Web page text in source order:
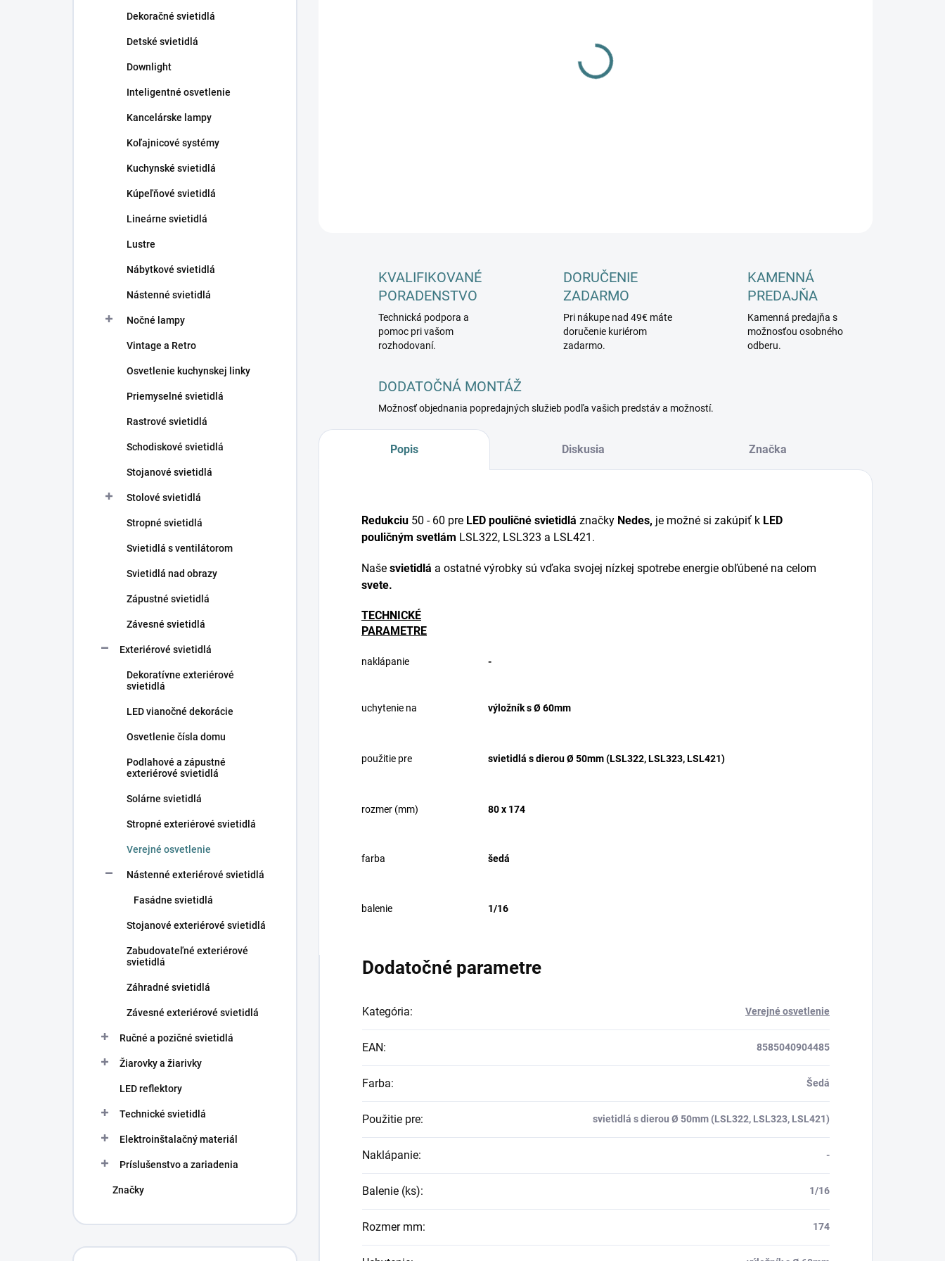
Dekoračné svietidlá
Detské svietidlá
Downlight
Inteligentné osvetlenie
Kancelárske lampy
Koľajnicové systémy
Kuchynské svietidlá
Kúpeľňové svietidlá
Lineárne svietidlá
Lustre
Nábytkové svietidlá
Nástenné svietidlá
Nočné lampy
Vintage a Retro
Osvetlenie kuchynskej linky
Priemyselné svietidlá
Rastrové svietidlá
Schodiskové svietidlá
Stojanové svietidlá
Stolové svietidlá
Stropné svietidlá
Svietidlá s ventilátorom
Svietidlá nad obrazy
Zápustné svietidlá
Závesné svietidlá
Exteriérové svietidlá
Dekoratívne exteriérové
svietidlá
LED vianočné dekorácie
Osvetlenie čísla domu
Podlahové a zápustné
exteriérové svietidlá
Solárne svietidlá
Stropné exteriérové svietidlá
Verejné osvetlenie
Nástenné exteriérové svietidlá
Fasádne svietidlá
Stojanové exteriérové svietidlá
Zabudovateľné exteriérové
svietidlá
Záhradné svietidlá
Závesné exteriérové svietidlá
Ručné a pozičné svietidlá
Žiarovky a žiarivky
LED reflektory
Technické svietidlá
Elektroinštalačný materiál
Príslušenstvo a zariadenia
Značky
DETAILNÉ INFORMÁCIE
KVALIFIKOVANÉ
PORADENSTVO
Technická podpora a
pomoc pri vašom
rozhodovaní.
DORUČENIE
ZADARMO
Pri nákupe nad 49€ máte
doručenie kuriérom
zadarmo.
KAMENNÁ
PREDAJŇA
Kamenná predajňa s
možnosťou osobného
odberu.
DODATOČNÁ MONTÁŽ
Možnosť objednania popredajných služieb podľa vašich predstáv a možností.
Popis Diskusia Značka
Redukciu 50 - 60 pre LED pouličné svietidlá značky Nedes, je možné si zakúpiť k LED
pouličným svetlám LSL322, LSL323 a LSL421.
Naše svietidlá a ostatné výrobky sú vďaka svojej nízkej spotrebe energie obľúbené na celom
svete.
TECHNICKÉ
PARAMETRE
naklápanie -
uchytenie na výložník s Ø 60mm
použitie pre svietidlá s dierou Ø 50mm (LSL322, LSL323, LSL421)
rozmer (mm) 80 x 174
farba šedá
balenie 1/16
Dodatočné parametre
Kategória: Verejné osvetlenie
EAN: 8585040904485
Farba: Šedá
Použitie pre: svietidlá s dierou Ø 50mm (LSL322, LSL323, LSL421)
Naklápanie: -
Balenie (ks): 1/16
Rozmer mm: 174